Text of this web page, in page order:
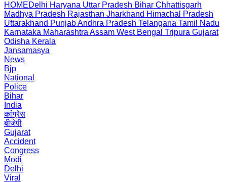
HOMEDelhi Haryana Uttar Pradesh Bihar Chhattisgarh
Madhya Pradesh Rajasthan Jharkhand Himachal Pradesh
Uttarakhand PunjabAndhra Pradesh Telangana Tamil Nadu
Karnataka Maharashtra Assam West Bengal Tripura Gujarat
Odisha Kerala
Jansamasya
News
Bjp
National
Police
Bihar
India
कांग्रेस
बीजेपी
Gujarat
Accident
Congress
Modi
Delhi
Viral